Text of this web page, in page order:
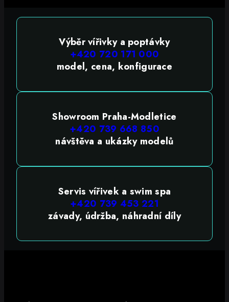
Výběr vířivky a poptávky
+420 720 171 000
model, cena, konfigurace
Showroom Praha-Modletice
+420 739 668 850
návštěva a ukázky modelů
Servis vířivek a swim spa
+420 739 453 221
závady, údržba, náhradní díly